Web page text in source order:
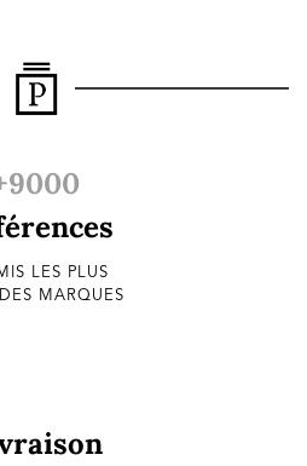
LES PLUS
MARQUES